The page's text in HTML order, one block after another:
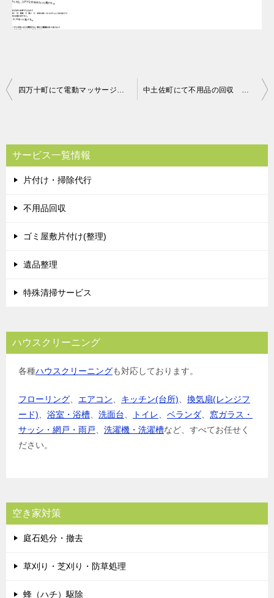
投
ビ
ゲ
ー
シ
四万十町にて電動マッサージチェアーの回収処分 お客様の声 中土佐町にて不用品の回収 お客様の声
サービス一覧情報
片付け・掃除代行
不用品回収
ゴミ屋敷片付け(整理)
遺品整理
特殊清掃サービス
ハウスクリーニング
各種ハウスクリーニングも対応しております。
フローリング、 エアコン、 キッチン(台所)、 換気扇(レンジフ
ード)、 浴室・浴槽、 洗面台、 トイレ、 ベランダ、 窓ガラス・
サッシ・網戸・雨戸、 洗濯機・洗濯槽など、すべてお任せく
ださい。
空き家対策
庭石処分・撤去
草刈り・芝刈り・防草処理
蜂（ハチ）駆除